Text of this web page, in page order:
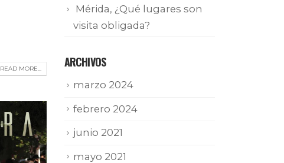
READ MORE...
Mérida, ¿Qué lugares son
visita obligada?
ARCHIVOS
marzo 2024
febrero 2024
junio 2021
mayo 2021